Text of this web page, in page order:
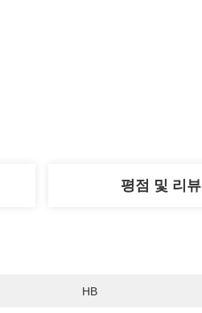
평점 및 리뷰
HB